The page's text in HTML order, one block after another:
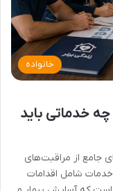
خانواده
خدماتی باید
جامع از مراقبت‌های
شامل اقدامات